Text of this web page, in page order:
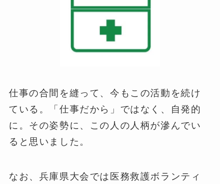
仕事の合間を縫って、今もこの活動を続け
ている。「仕事だから」ではなく、自発的
に。その姿勢に、この人の人柄が滲んでい
ると思いました。
なお、兵庫県大会では医務救護ボランティ